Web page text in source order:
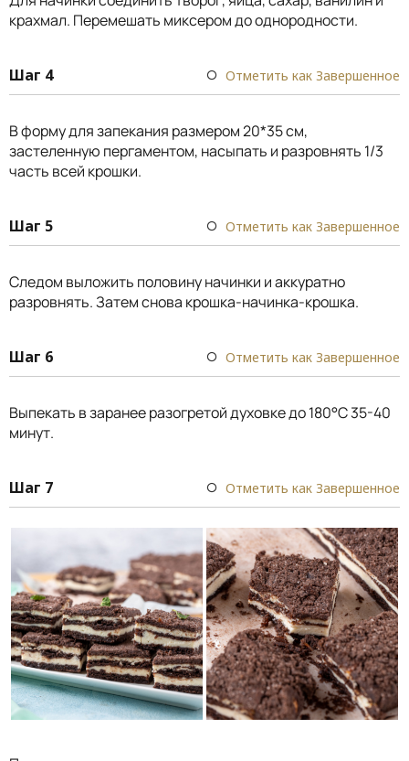
крахмал. Перемешать миксером до однородности.
Шаг 4 Отметить как Завершенное
В форму для запекания размером 20*35 см,
застеленную пергаментом, насыпать и разровнять 1/3
часть всей крошки.
Шаг 5 Отметить как Завершенное
Следом выложить половину начинки и аккуратно
разровнять. Затем снова крошка-начинка-крошка.
Шаг 6 Отметить как Завершенное
Выпекать в заранее разогретой духовке до 180°C 35-40
минут.
Шаг 7 Отметить как Завершенное